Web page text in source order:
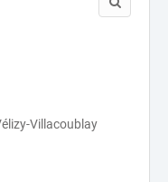
Villacoublay